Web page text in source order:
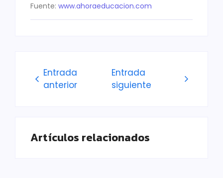
Fuente: www.ahoraeducacion.com
Entrada
anterior
Entrada
siguiente
Artículos relacionados